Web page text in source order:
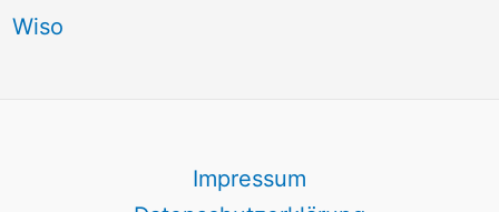
Wiso
Impressum